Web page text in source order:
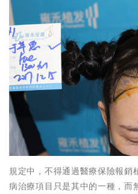
規定中，不得通過醫療保險報銷
病治療項目只是其中的一種，而